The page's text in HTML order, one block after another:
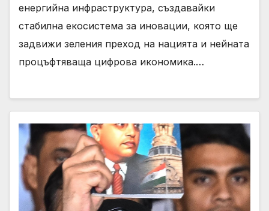
енергийна инфраструктура, създавайки
стабилна екосистема за иновации, която ще
задвижи зеления преход на нацията и нейната
процъфтяваща цифрова икономика.…